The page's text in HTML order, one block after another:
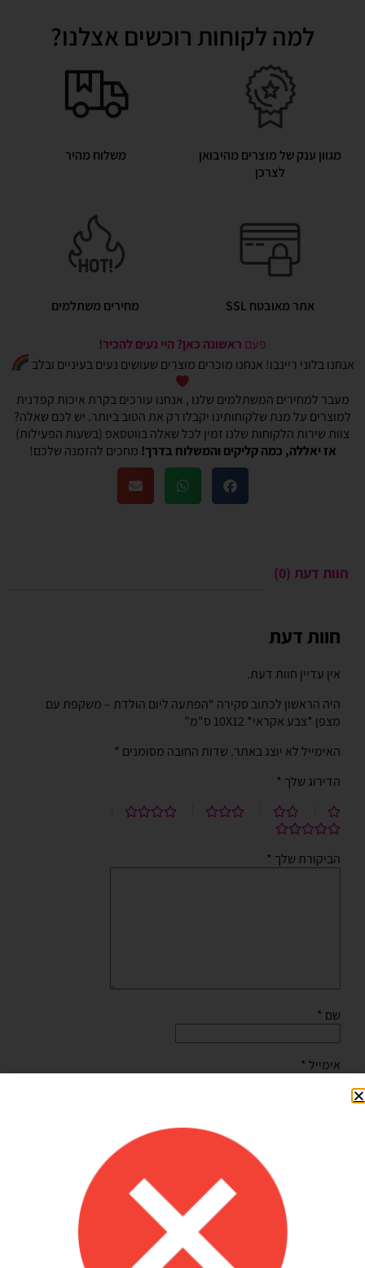
למה לקוחות רוכשים אצלנו?
מגוון ענק של מוצרים מהיבואן
לצרכן
משלוח מהיר
אתר מאובטח SSL מחירים משתלמים
פעם ראשונה כאן? היי נעים להכיר!
אנחנו בלוני ריינבו! אנחנו מוכרים מוצרים שעושים נעים בעיניים ובלב
מעבר למחירים המשתלמים שלנו , אנחנו עורכים בקרת איכות קפדנית
למוצרים על מנת שלקוחותינו יקבלו רק את הטוב ביותר. יש לכם שאלה?
צוות שירות הלקוחות שלנו זמין לכל שאלה בווטסאפ (בשעות הפעילות)
אז יאללה, כמה קליקים והמשלוח בדרך! מחכים להזמנה שלכם!
חוות דעת (0)
חוות דעת
אין עדיין חוות דעת.
היה הראשון לכתוב סקירה “הפתעה ליום הולדת – משקפת עם
מצפן *צבע אקראי* 10X12 ס"מ”
האימייל לא יוצג באתר. שדות החובה מסומנים *
הדירוג שלך *
הביקורת שלך *
שם *
אימייל *
שמור בדפדפן זה את השם, האימייל והאתר שלי לפעם הבאה
Shilav Sayag